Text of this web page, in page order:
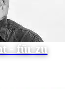
- für zu